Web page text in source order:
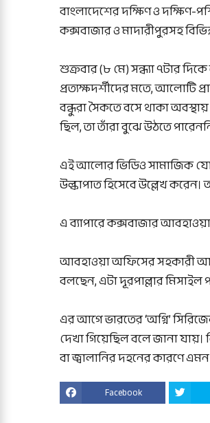
বাংলাদেশের দক্ষিণ ও
কক্সবাজার ও মাদারীপুরসহ
শুক্রবার (৮ মে) সন্ধ্যা ৭টার
প্রত্যক্ষদর্শীদের মতে, আলোটি
বন্ধুরা সৈকতে বসে থাকা
ছিল, তা তাঁরা বুঝে উঠতে
এই আলোর ভিডিও সামাজিক
উল্কাপাত হিসেবে উল্লেখ
এ ব্যাপারে কক্সবাজার
আবহাওয়া অফিসের সহকারী
বলছেন, এটা দূরপাল্লার মিসাইল
এর আগে ভারতের ‘অগ্নি’
দেখা গিয়েছিল বলে জানা যায়।
বা জ্বালানির দহনের কারণে
Facebook